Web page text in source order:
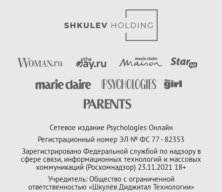
Сетевое издание Psychologies Онлайн
Регистрационный номер ЭЛ № ФС 77 - 82353
Зарегистрировано Федеральной службой по надзору в
сфере связи, информационных технологий и массовых
коммуникаций (Роскомнадзор) 23.11.2021 18+
Учредитель: Общество с ограниченной
ответственностью «Шкулёв Диджитал Технологии»